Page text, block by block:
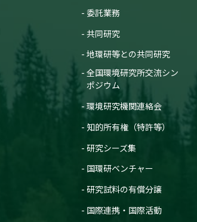
委託業務
共同研究
地環研等との共同研究
全国環境研究所交流シン
ポジウム
環境研究機関連絡会
知的所有権（特許等）
研究シーズ集
国環研ベンチャー
研究試料の有償分譲
国際連携・国際活動